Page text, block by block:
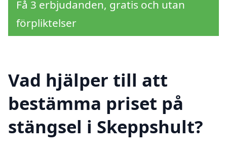
Få 3 erbjudanden, gratis och utan
förpliktelser
Vad hjälper till att
bestämma priset på
stängsel i Skeppshult?